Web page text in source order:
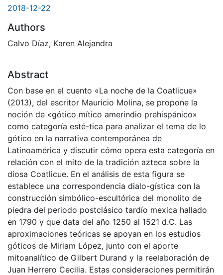
2018-12-22
Authors
Calvo Díaz, Karen Alejandra
Abstract
Con base en el cuento «La noche de la Coatlicue»
(2013), del escritor Mauricio Molina, se propone la
noción de «gótico mítico amerindio prehispánico»
como categoría esté-tica para analizar el tema de lo
gótico en la narrativa contemporánea de
Latinoamérica y discutir cómo opera esta categoría en
relación con el mito de la tradición azteca sobre la
diosa Coatlicue. En el análisis de esta figura se
establece una correspondencia dialo-gística con la
construcción simbólico-escultórica del monolito de
piedra del periodo postclásico tardío mexica hallado
en 1790 y que data del año 1250 al 1521 d.C. Las
aproximaciones teóricas se apoyan en los estudios
góticos de Miriam López, junto con el aporte
mitoanalítico de Gilbert Durand y la reelaboración de
Juan Herrero Cecilia. Estas consideraciones permitirán